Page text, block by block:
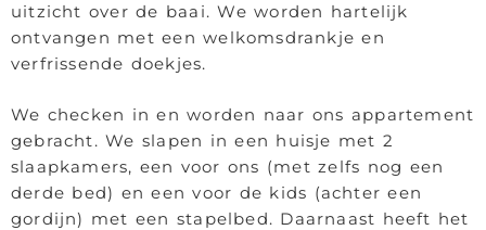
uitzicht over de baai. We worden hartelijk
ontvangen met een welkomsdrankje en
verfrissende doekjes.
We checken in en worden naar ons appartement
gebracht. We slapen in een huisje met 2
slaapkamers, een voor ons (met zelfs nog een
derde bed) en een voor de kids (achter een
gordijn) met een stapelbed. Daarnaast heeft het